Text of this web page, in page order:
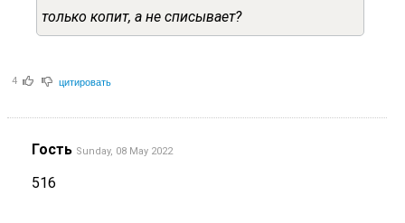
только копит, а не списывает?
4 цитировать
Гость Sunday, 08 May 2022
516